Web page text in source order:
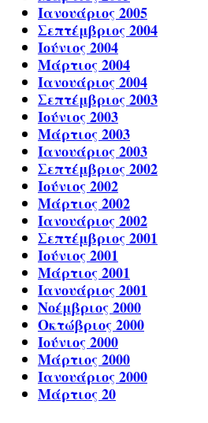
Ιανουάριος 2005
Σεπτέμβριος 2004
Ιούνιος 2004
Μάρτιος 2004
Ιανουάριος 2004
Σεπτέμβριος 2003
Ιούνιος 2003
Μάρτιος 2003
Ιανουάριος 2003
Σεπτέμβριος 2002
Ιούνιος 2002
Μάρτιος 2002
Ιανουάριος 2002
Σεπτέμβριος 2001
Ιούνιος 2001
Μάρτιος 2001
Ιανουάριος 2001
Νοέμβριος 2000
Οκτώβριος 2000
Ιούνιος 2000
Μάρτιος 2000
Ιανουάριος 2000
Μάρτιος 20